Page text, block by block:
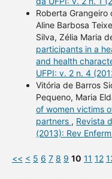
Roberta Grangeiro
Aline Barbosa
Silva, Zélia Maria
participants in a
and health
UFPI: v. 2 n. 4
Vitória de Barros
Pequeno, Maria
of women victims
partners , Revista
(2013): Rev
<< < 5 6 7 8 9 10 11 12